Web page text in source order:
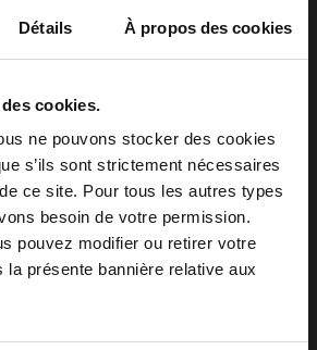
Détails À propos des cookies
cookies.
ne pouvons stocker des cookies
s’ils sont strictement nécessaires
ce site. Pour tous les autres types
besoin de votre permission.
pouvez modifier ou retirer votre
la présente bannière relative aux
votre pays